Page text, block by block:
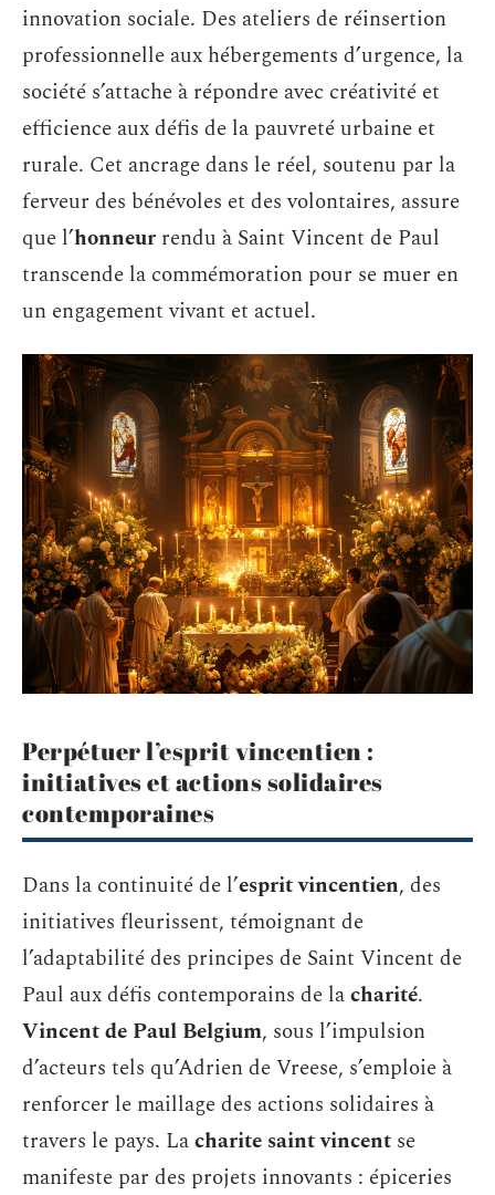
innovation sociale. Des ateliers de réinsertion
professionnelle aux hébergements d’urgence, la
société s’attache à répondre avec créativité et
efficience aux défis de la pauvreté urbaine et
rurale. Cet ancrage dans le réel, soutenu par la
ferveur des bénévoles et des volontaires, assure
que l’honneur rendu à Saint Vincent de Paul
transcende la commémoration pour se muer en
un engagement vivant et actuel.
Perpétuer l’esprit vincentien :
initiatives et actions solidaires
contemporaines
Dans la continuité de l’esprit vincentien, des
initiatives fleurissent, témoignant de
l’adaptabilité des principes de Saint Vincent de
Paul aux défis contemporains de lacharité.
Vincent de Paul Belgium, sous l’impulsion
d’acteurs tels qu’Adrien de Vreese, s’emploie à
renforcer le maillage des actions solidaires à
travers le pays. Lacharite saint vincent se
manifeste par des projets innovants : épiceries